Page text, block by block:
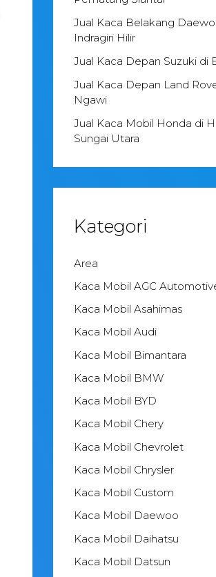
Jual Kaca Belakang
Indragiri Hilir
Jual Kaca Depan Suzuki di
Jual Kaca Depan Land
Ngawi
Jual Kaca Mobil Honda di
Sungai Utara
Kategori
Area
Kaca Mobil AGC
Kaca Mobil Asahimas
Kaca Mobil Audi
Kaca Mobil Bimantara
Kaca Mobil BMW
Kaca Mobil BYD
Kaca Mobil Chery
Kaca Mobil Chevrolet
Kaca Mobil Chrysler
Kaca Mobil Custom
Kaca Mobil Daewoo
Kaca Mobil Daihatsu
Kaca Mobil Datsun